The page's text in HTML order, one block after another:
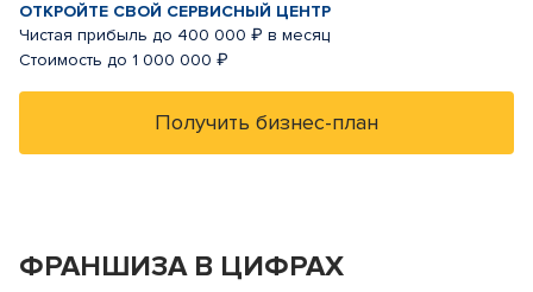
ОТКРОЙТЕ СВОЙ СЕРВИСНЫЙ ЦЕНТР
Чистая прибыль до 400 000 ₽ в месяц
Стоимость до 1 000 000 ₽
Получить бизнес-план
ФРАНШИЗА В ЦИФРАХ